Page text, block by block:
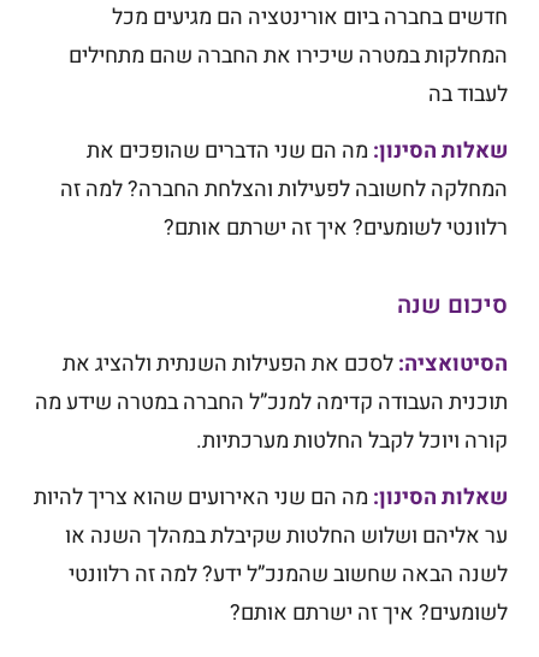
חדשים בחברה ביום אורינטציה הם מגיעים מכל
המחלקות במטרה שיכירו את החברה שהם מתחילים
לעבוד בה
שאלות הסינון:מה הם שני הדברים שהופכים את
המחלקה לחשובה לפעילות והצלחת החברה? למה זה
רלוונטי לשומעים? איך זה ישרתם אותם?
סיכום שנה
הסיטואציה:לסכם את הפעילות השנתית ולהציג את
תוכנית העבודה קדימה למנכ”ל החברה במטרה שידע מה
קורה ויוכל לקבל החלטות מערכתיות.
שאלות הסינון:מה הם שני האירועים שהוא צריך להיות
ער אליהם ושלוש החלטות שקיבלת במהלך השנה או
לשנה הבאה שחשוב שהמנכ”ל ידע? למה זה רלוונטי
לשומעים? איך זה ישרתם אותם?